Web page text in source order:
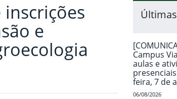
inscrições
e
Campus
aulas e
feira, 7 de
06/08/2026